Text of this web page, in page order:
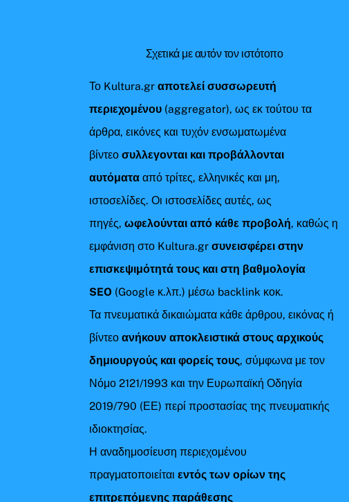
Σχετικά με αυτόν τον ιστότοπο
Το Kultura.grαποτελεί συσσωρευτή
περιεχομένου (aggregator), ως εκ τούτου τα
άρθρα, εικόνες και τυχόν ενσωματωμένα
βίντεοσυλλεγονται και προβάλλονται
αυτόματααπό τρίτες, ελληνικές και μη,
ιστοσελίδες. Οι ιστοσελίδες αυτές, ως
πηγές,ωφελούνται από κάθε προβολή, καθώς η
εμφάνιση στο Kultura.gr συνεισφέρει στην
επισκεψιμότητά τους και στη βαθμολογία
SEO (Google κ.λπ.) μέσω backlink κοκ.
Τα πνευματικά δικαιώματα κάθε άρθρου, εικόνας ή
βίντεοανήκουν αποκλειστικά στους αρχικούς
δημιουργούς και φορείς τους, σύμφωνα με τον
Νόμο 2121/1993 και την Ευρωπαϊκή Οδηγία
2019/790 (ΕΕ) περί προστασίας της πνευματικής
ιδιοκτησίας.
Η αναδημοσίευση περιεχομένου
πραγματοποιείταιεντός των ορίων της
επιτρεπόμενης παράθεσης